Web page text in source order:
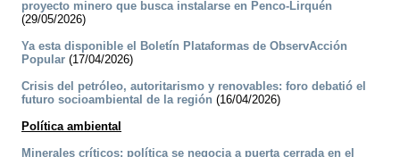
proyecto minero que busca instalarse en Penco-Lirquén
(29/05/2026)
Ya esta disponible el Boletín Plataformas de ObservAcción
Popular (17/04/2026)
Crisis del petróleo, autoritarismo y renovables: foro debatió el
futuro socioambiental de la región (16/04/2026)
Política ambiental
Minerales críticos: política se negocia a puerta cerrada en el